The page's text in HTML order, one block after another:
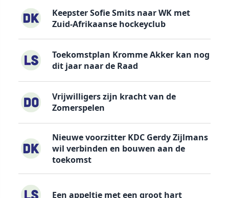
Keepster Sofie Smits naar WK met
Zuid-Afrikaanse hockeyclub
Toekomstplan Kromme Akker kan nog
dit jaar naar de Raad
Vrijwilligers zijn kracht van de
Zomerspelen
Nieuwe voorzitter KDC Gerdy Zijlmans
wil verbinden en bouwen aan de
toekomst
Een appeltje met een groot hart